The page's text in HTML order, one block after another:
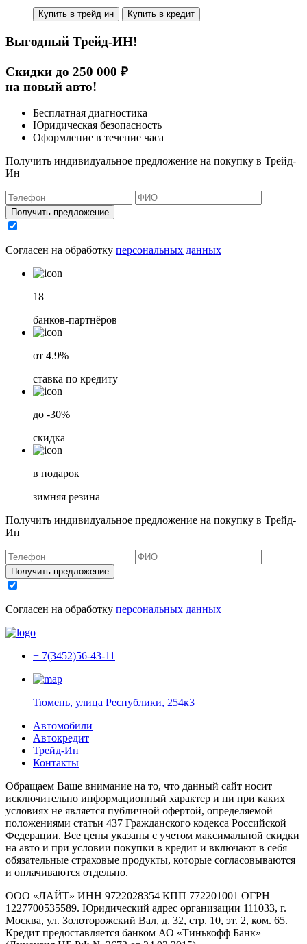
Купить в трейд ин Купить в кредит
Выгодный Трейд-ИН!
Скидки до 250 000 ₽
на новый авто!
Бесплатная диагностика
Юридическая безопасность
Оформление в течение часа
Получить индивидуальное предложение на покупку в Трейд-
Ин
Получить предложение
Согласен на обработку персональных данных
18
банков-партнёров
от 4.9%
ставка по кредиту
до -30%
скидка
в подарок
зимняя резина
Получить индивидуальное предложение на покупку в Трейд-
Ин
Получить предложение
Согласен на обработку персональных данных
+ 7(3452)56-43-11
Тюмень, улица Республики, 254к3
Автомобили
Автокредит
Трейд-Ин
Контакты
Обращаем Ваше внимание на то, что данный сайт носит
исключительно информационный характер и ни при каких
условиях не является публичной офертой, определяемой
положениями статьи 437 Гражданского кодекса Российской
Федерации. Все цены указаны с учетом максимальной скидки
на авто и при условии покупки в кредит и включают в себя
обязательные страховые продукты, которые согласовываются
и оплачиваются отдельно.
ООО «ЛАЙТ» ИНН 9722028354 КПП 772201001 ОГРН
1227700535589. Юридический адрес организации 111033, г.
Москва, ул. Золоторожский Вал, д. 32, стр. 10, эт. 2, ком. 65.
Кредит предоставляется банком АО «Тинькофф Банк»